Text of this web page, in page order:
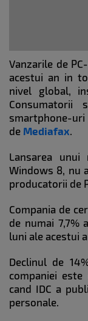
Vanzarile de
acestui an in
nivel global,
smartphone-
de Mediafax.
Lansarea
Windows 8, nu
producatorii de
Compania de
de numai 7,7%
luni ale acestui
Declinul de
companiei
cand IDC a
personale.